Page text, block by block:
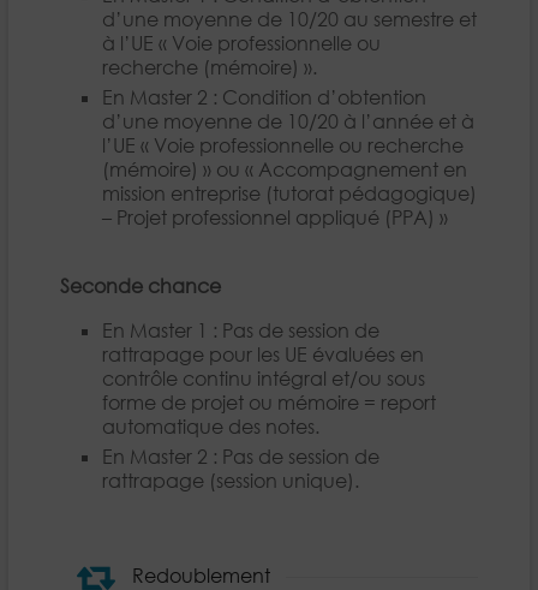
d’une moyenne de 10/20 au semestre et
à l’UE « Voie professionnelle ou
recherche (mémoire) ».
En Master 2 : Condition d’obtention
d’une moyenne de 10/20 à l’année et à
l’UE « Voie professionnelle ou recherche
(mémoire) » ou « Accompagnement en
mission entreprise (tutorat pédagogique)
– Projet professionnel appliqué (PPA) »
Seconde chance
En Master 1 : Pas de session de
rattrapage pour les UE évaluées en
contrôle continu intégral et/ou sous
forme de projet ou mémoire = report
automatique des notes.
En Master 2 : Pas de session de
rattrapage (session unique).
Redoublement